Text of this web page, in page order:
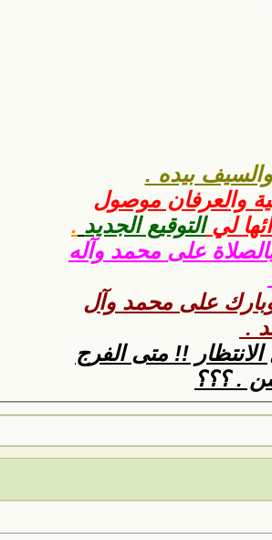
بيده .
والعرفان موصول
ليالتوقيع الجديد .
على محمد وآله
على محمد وآل
.
الانتظار !! متى الفرج
. ؟؟؟